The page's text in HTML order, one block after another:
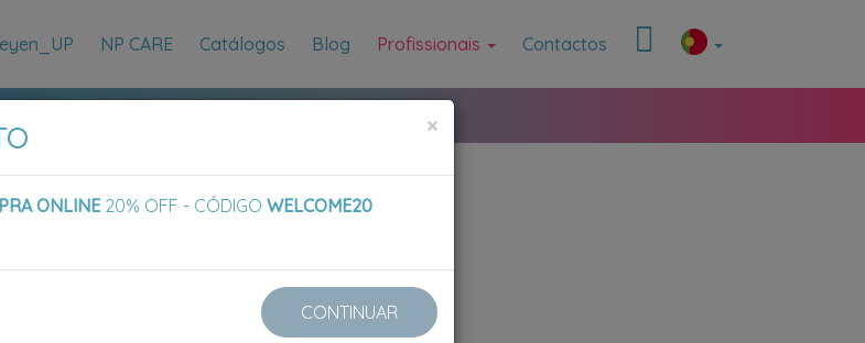
NP CARE Catálogos Blog Profissionais Contactos
×
ONLINE20% OFF - CÓDIGO WELCOME20
CONTINUAR